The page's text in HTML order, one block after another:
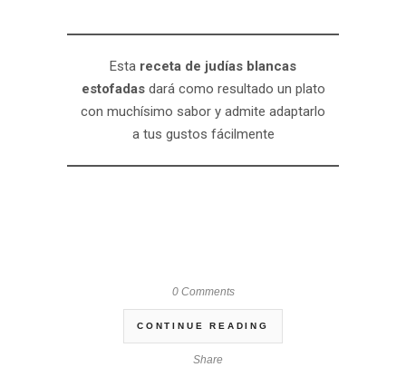
Esta receta de judías blancas
estofadasdará como resultado un plato
con muchísimo sabor y admite adaptarlo
a tus gustos fácilmente
0 Comments
CONTINUE READING
Share